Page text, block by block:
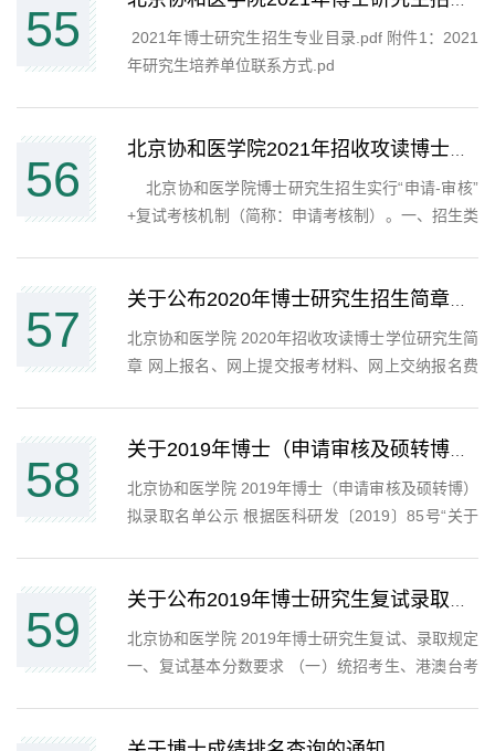
55
‍ 2021年博士研究生招生专业目录.pdf 附件1：2021
年研究生培养单位联系方式.pd
56
北京协和医学院博士研究生招生实行“申请-审核”
+复试考核机制（简称：申请考核制）。一、招生类
业学位”，专业代码为“1051**”）。 （三）临床医学
57
北京协和医学院 2020年招收攻读博士学位研究生简
章 网上报名、网上提交报考材料、网上交纳报名费
（http://graduate.pumc.edu.cn/zhaosheng/
58
北京协和医学院 2019年博士（申请审核及硕转博）
拟录取名单公示 根据医科研发〔2019〕85号“关于
取工作，现根据复试录...
59
北京协和医学院 2019年博士研究生复试、录取规定
一、复试基本分数要求 （一）统招考生、港澳台考